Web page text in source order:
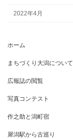
2022年4月
ホーム
まちづくり大潟について
広報誌の閲覧
写真コンテスト
作之助と潟町宿
犀潟駅から古巡り